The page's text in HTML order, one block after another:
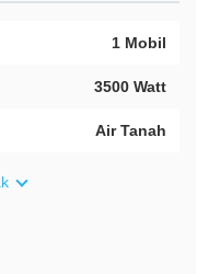
1 Mobil
3500 Watt
Air Tanah